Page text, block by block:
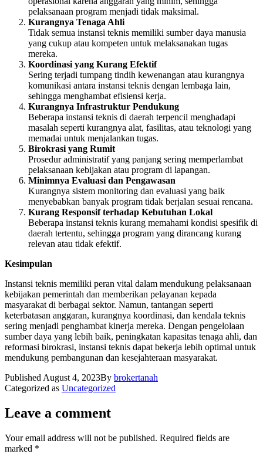
pelaksanaan program menjadi tidak maksimal.
Kurangnya Tenaga Ahli
Tidak semua instansi teknis memiliki sumber daya manusia
yang cukup atau kompeten untuk melaksanakan tugas
mereka.
Koordinasi yang Kurang Efektif
Sering terjadi tumpang tindih kewenangan atau kurangnya
komunikasi antara instansi teknis dengan lembaga lain,
sehingga menghambat efisiensi kerja.
Kurangnya Infrastruktur Pendukung
Beberapa instansi teknis di daerah terpencil menghadapi
masalah seperti kurangnya alat, fasilitas, atau teknologi yang
memadai untuk menjalankan tugas.
Birokrasi yang Rumit
Prosedur administratif yang panjang sering memperlambat
pelaksanaan kebijakan atau program di lapangan.
Minimnya Evaluasi dan Pengawasan
Kurangnya sistem monitoring dan evaluasi yang baik
menyebabkan banyak program tidak berjalan sesuai rencana.
Kurang Responsif terhadap Kebutuhan Lokal
Beberapa instansi teknis kurang memahami kondisi spesifik di
daerah tertentu, sehingga program yang dirancang kurang
relevan atau tidak efektif.
Kesimpulan
Instansi teknis memiliki peran vital dalam mendukung pelaksanaan
kebijakan pemerintah dan memberikan pelayanan kepada
masyarakat di berbagai sektor. Namun, tantangan seperti
keterbatasan anggaran, kurangnya koordinasi, dan kendala teknis
sering menjadi penghambat kinerja mereka. Dengan pengelolaan
sumber daya yang lebih baik, peningkatan kapasitas tenaga ahli, dan
reformasi birokrasi, instansi teknis dapat bekerja lebih optimal untuk
mendukung pembangunan dan kesejahteraan masyarakat.
Published August 4, 2023By brokertanah
Categorized as Uncategorized
Leave a comment
Your email address will not be published. Required fields are
marked *